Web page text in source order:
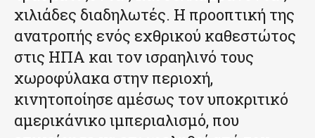
χιλιάδες διαδηλωτές. Η προοπτική της
ανατροπής ενός εχθρικού καθεστώτος
στις ΗΠΑ και τον ισραηλινό τους
χωροφύλακα στην περιοχή,
κινητοποίησε αμέσως τον υποκριτικό
αμερικάνικο ιμπεριαλισμό, που